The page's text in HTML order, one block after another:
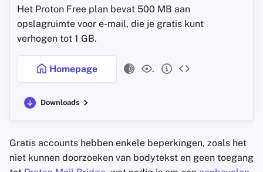
Het Proton Free plan bevat 500 MB aan
opslagruimte voor e-mail, die je gratis kunt
verhogen tot 1 GB.
Homepage .
Downloads
Gratis accounts hebben enkele beperkingen, zoals het
niet kunnen doorzoeken van bodytekst en geen toegang